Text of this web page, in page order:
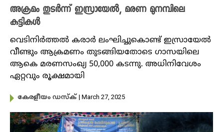
അക്രമം തുടർന്ന് ഇസ്രായേൽ, മരണ മുനമ്പിലെ
കുട്ടികൾ
വെടിനിർത്തൽ കരാർ ലംഘിച്ചുകൊണ്ട് ഇസ്രായേൽ
വീണ്ടും ആക്രമണം തുടങ്ങിയതോടെ ​ഗാസയിലെ
ആകെ മരണസംഖ്യ 50,000 കടന്നു. അധിനിവേശം
ഏറ്റവും രൂക്ഷമായി
കേരളീയം ഡസ്ക് | March 27, 2025